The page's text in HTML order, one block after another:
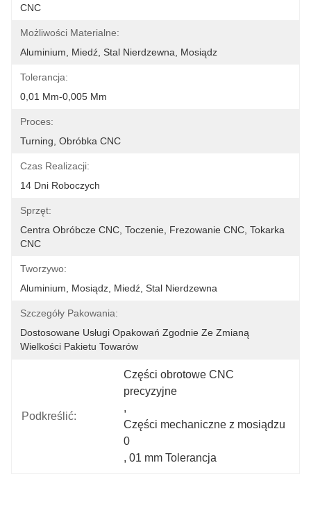
CNC
Możliwości Materialne:
Aluminium, Miedź, Stal Nierdzewna, Mosiądz
Tolerancja:
0,01 Mm-0,005 Mm
Proces:
Turning, Obróbka CNC
Czas Realizacji:
14 Dni Roboczych
Sprzęt:
Centra Obróbcze CNC, Toczenie, Frezowanie CNC, Tokarka
CNC
Tworzywo:
Aluminium, Mosiądz, Miedź, Stal Nierdzewna
Szczegóły Pakowania:
Dostosowane Usługi Opakowań Zgodnie Ze Zmianą
Wielkości Pakietu Towarów
Podkreślić:
Części obrotowe CNC
precyzyjne
,
Części mechaniczne z mosiądzu
0
, 01 mm Tolerancja